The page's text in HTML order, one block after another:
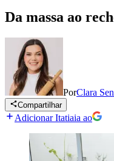
Da massa ao
PorClara
Compartilhar
Adicionar Itatiaia ao